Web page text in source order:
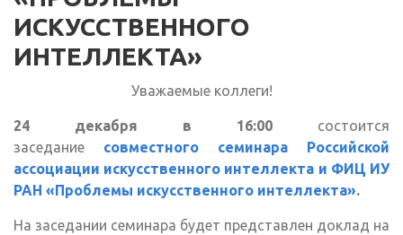
ИСКУССТВЕННОГО
ИНТЕЛЛЕКТА»
Уважаемые коллеги!
24 декабря в 16:00 состоится
заседание совместного семинара Российской
ассоциации искусственного интеллекта и ФИЦ ИУ
РАН «Проблемы искусственного интеллекта».
На заседании семинара будет представлен доклад на